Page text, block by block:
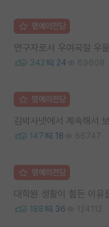
명예의전당
연구자로서 우여곡절 우
342 24 69608
명예의전당
김박사넷에서 계속해서
147 18 66747
명예의전당
대학원 생활이 힘든 이유
188 36 124112